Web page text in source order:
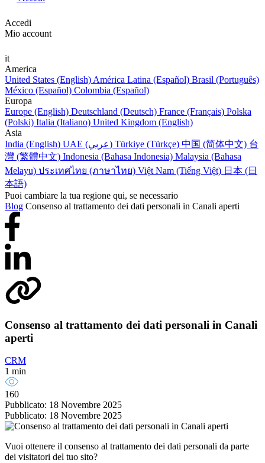
Accedi
Mio account
it
America
United States (English) América Latina (Español) Brasil (Português)
México (Español) Colombia (Español)
Europa
Europe (English) Deutschland (Deutsch) France (Français) Polska
(Polski) Italia (Italiano) United Kingdom (English)
Asia
India (English)
UAE (عربي) Türkiye (Türkçe) 中国 (简体中文) 台
灣 (繁體中文) Indonesia (Bahasa Indonesia) Malaysia (Bahasa
Melayu) ประเทศไทย (ภาษาไทย) Việt Nam (Tiếng Việt) 日本 (日
本語)
Puoi cambiare la tua regione qui, se necessario
Blog Consenso al trattamento dei dati personali in Canali aperti
Consenso al trattamento dei dati personali in Canali
aperti
CRM
1 min
160
Pubblicato: 18 Novembre 2025
Pubblicato: 18 Novembre 2025
Vuoi ottenere il consenso al trattamento dei dati personali da parte
dei visitatori del tuo sito?